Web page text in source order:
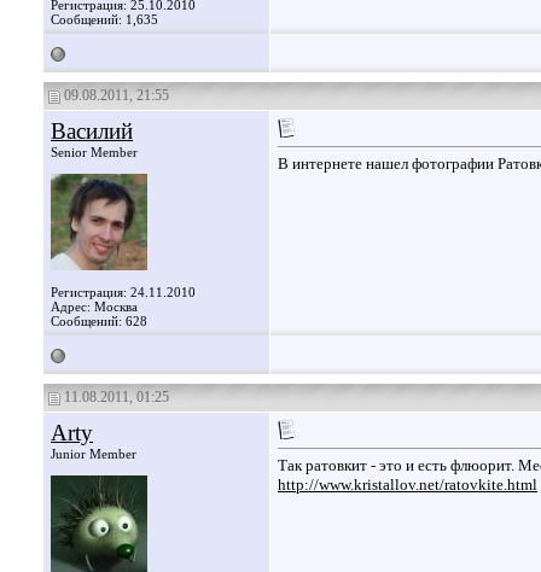
Регистрация: 25.10.2010
Сообщений: 1,635
09.08.2011, 21:55
Василий
Senior Member
Регистрация: 24.11.2010
Адрес: Москва
Сообщений: 628
В интернете нашел фотографии
11.08.2011, 01:25
Arty
Junior Member
Так ратовкит - это и есть флюорит.
http://www.kristallov.net/ratovkite.html